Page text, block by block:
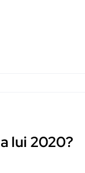
lui 2020?